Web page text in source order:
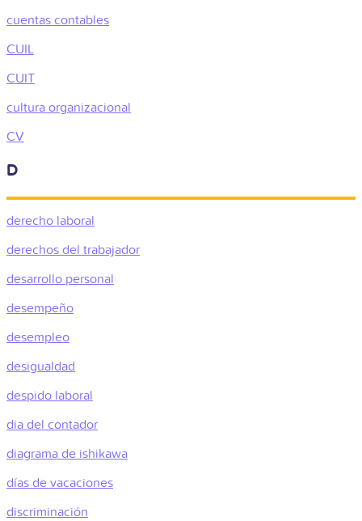
cuentas contables
CUIL
CUIT
cultura organizacional
CV
D
derecho laboral
derechos del trabajador
desarrollo personal
desempeño
desempleo
desigualdad
despido laboral
dia del contador
diagrama de ishikawa
días de vacaciones
discriminación